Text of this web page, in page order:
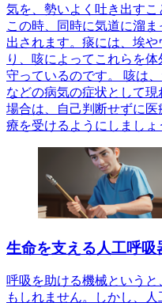
気を、勢いよく吐き出すこ
この時、同時に気道に溜
出されます。痰には、埃
り、咳によってこれらを
守っているのです。 咳は
などの病気の症状として
場合は、自己判断せずに
療を受けるようにしましょ
生命を支える人工呼吸
呼吸を助ける機械という
もしれません。しかし、人